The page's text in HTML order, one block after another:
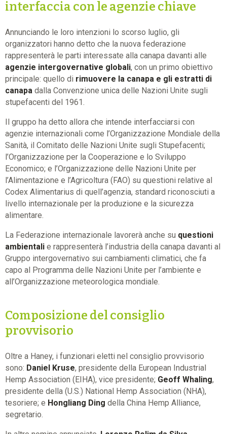
interfaccia con le agenzie chiave
Annunciando le loro intenzioni lo scorso luglio, gli
organizzatori hanno detto che la nuova federazione
rappresenterà le parti interessate alla canapa davanti alle
agenzie intergovernative globali, con un primo obiettivo
principale: quello di rimuovere la canapa e gli estratti di
canapa dalla Convenzione unica delle Nazioni Unite sugli
stupefacenti del 1961.
Il gruppo ha detto allora che intende interfacciarsi con
agenzie internazionali come l’Organizzazione Mondiale della
Sanità, il Comitato delle Nazioni Unite sugli Stupefacenti;
l’Organizzazione per la Cooperazione e lo Sviluppo
Economico; e l’Organizzazione delle Nazioni Unite per
l’Alimentazione e l’Agricoltura (FAO) su questioni relative al
Codex Alimentarius di quell’agenzia, standard riconosciuti a
livello internazionale per la produzione e la sicurezza
alimentare.
La Federazione internazionale lavorerà anche su questioni
ambientali e rappresenterà l’industria della canapa davanti al
Gruppo intergovernativo sui cambiamenti climatici, che fa
capo al Programma delle Nazioni Unite per l’ambiente e
all’Organizzazione meteorologica mondiale.
Composizione del consiglio
provvisorio
Oltre a Haney, i funzionari eletti nel consiglio provvisorio
sono: Daniel Kruse, presidente della European Industrial
Hemp Association (EIHA), vice presidente; Geoff Whaling,
presidente della (U.S.) National Hemp Association (NHA),
tesoriere; e Hongliang Ding della China Hemp Alliance,
segretario.